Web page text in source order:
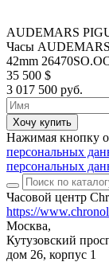
AUDEMARS
Часы AUDEMARS
42mm
35 500 $
3 017 500 руб.
Хочу купить
Нажимая кнопку
персональных
персональных
Часовой центр
https://
Москва,
Кутузовский
дом 26, корпус 1